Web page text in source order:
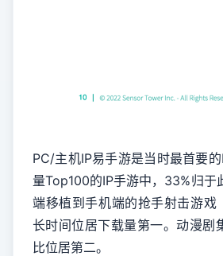
PC/主机IP易手游是当时最首要
量Top100的IP手游中，33%归于
端移植到手机端的抢手射击游戏
长时间位居下载量第一。动漫剧
比位居第二。